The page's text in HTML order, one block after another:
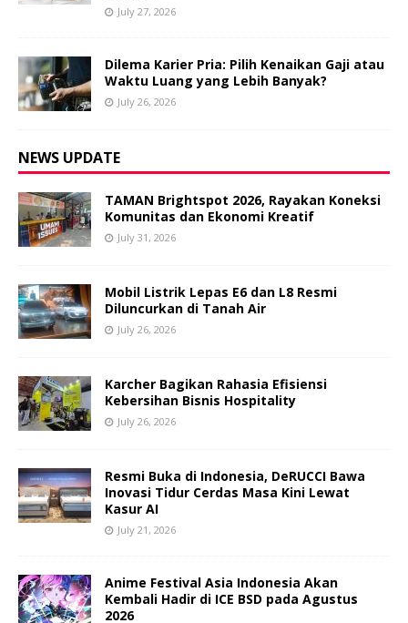
July 27, 2026
Dilema Karier Pria: Pilih Kenaikan Gaji atau
Waktu Luang yang Lebih Banyak?
July 26, 2026
NEWS UPDATE
TAMAN Brightspot 2026, Rayakan Koneksi
Komunitas dan Ekonomi Kreatif
July 31, 2026
Mobil Listrik Lepas E6 dan L8 Resmi
Diluncurkan di Tanah Air
July 26, 2026
Karcher Bagikan Rahasia Efisiensi
Kebersihan Bisnis Hospitality
July 26, 2026
Resmi Buka di Indonesia, DeRUCCI Bawa
Inovasi Tidur Cerdas Masa Kini Lewat
Kasur AI
July 21, 2026
Anime Festival Asia Indonesia Akan
Kembali Hadir di ICE BSD pada Agustus
2026